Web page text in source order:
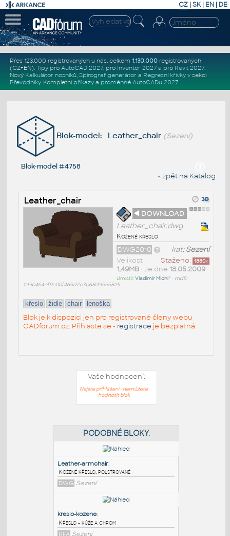
CZ | SK| EN | DE
Přes 123.000 registrovaných u nás, celkem 1.130.000registrovaných
(CZ+EN). Tipy pro AutoCAD 2027, pro Inventor 2027a pro Revit 2027.
Nový Kalkulátor nosníků, Spirograf generátor a Regresní křivkyv sekci
Převodníky. Kompletní příkazya proměnné AutoCADu 2027.
Blok-model: Leather_chair (Sezení)
Blok-model #4758
« zpět na Katalog
Leather_chair
◄ DOWNLOAD
Leather_chair.dwg
Kožené křeslo
kat:Sezení
DWG2010
Staženo: 1880x
Velikost
1,49MB• ze dne 18.05.2009
Umístil:Vladimír Michl^ • md5:
1d9b464ef9c00f465d2e3c68d9555825
křeslo židle chair lenoška
Blok je k dispozici jen pro registrované členy webu
CADforum.cz. Přihlaste se - registrace je bezplatná.
Vaše hodnocení:
Nejste přihlášeni - nemůžete
hodnotit blok
PODOBNÉ BLOKY